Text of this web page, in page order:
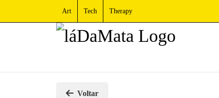
Art Tech Therapy
Voltar